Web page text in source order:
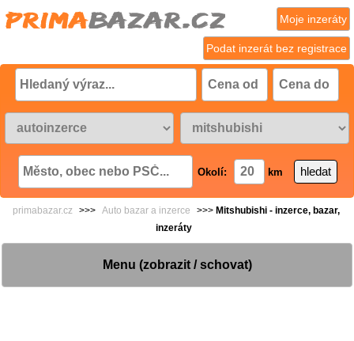
Podat inzerát bez registrace
Moje inzeráty
Okolí: km
primabazar.cz >>> Auto bazar a inzerce >>> Mitshubishi - inzerce, bazar,
inzeráty
Menu (zobrazit / schovat)